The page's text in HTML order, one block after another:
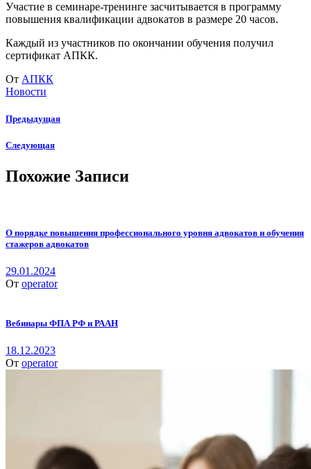
Участие в семинаре-тренинге засчитывается в программу
повышения квалификации адвокатов в размере 20 часов.
Каждый из участников по окончании обучения получил
сертификат АПКК.
От АПКК
Новости
Предыдущая
Следующая
Похожие Записи
О порядке повышения профессионального уровня адвокатов и обучения
стажеров адвокатов
29.01.2024
От operator
Вебинары ФПА РФ и РААН
18.12.2023
От operator